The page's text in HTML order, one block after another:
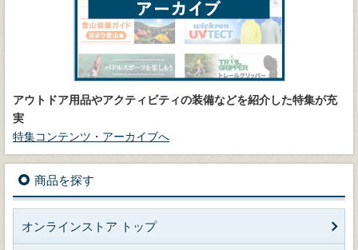
アウトドア用品やアクティビティの装備などを紹介した特集が充
実
特集コンテンツ・アーカイブへ
商品を探す
オンラインストア トップ